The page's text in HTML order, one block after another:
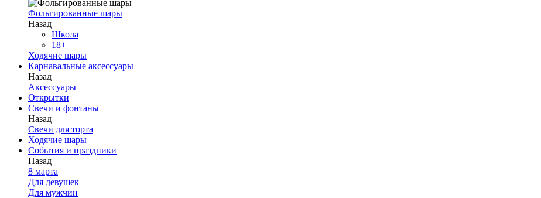
Фольгированные шары
Назад
Школа
18+
Ходячие шары
Карнавальные аксессуары
Назад
Аксессуары
Открытки
Свечи и фонтаны
Назад
Свечи для торта
Ходячие шары
События и праздники
Назад
8 марта
Для девушек
Для мужчин